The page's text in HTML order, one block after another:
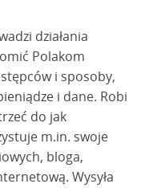
działania
Polakom
i sposoby,
i dane. Robi
do jak
m.in. swoje
bloga,
Wysyła